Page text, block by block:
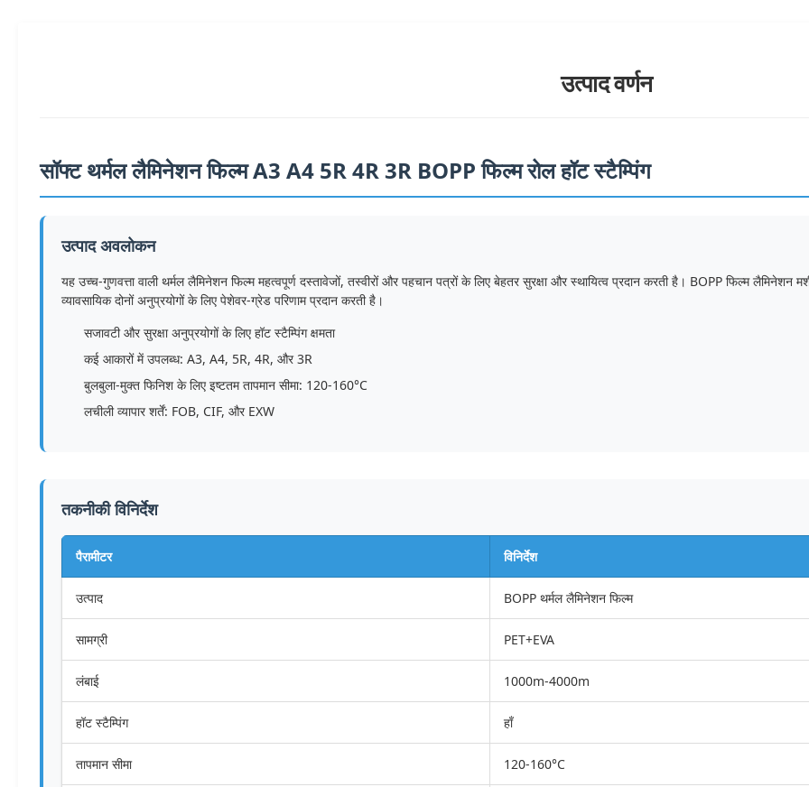
उत्पाद वर्णन
सॉफ्ट थर्मल लैमिनेशन फिल्म A3 A4 5R 4R 3R BOPP फिल्म रोल हॉट स्टैम्पिंग
उत्पाद अवलोकन
यह उच्च-गुणवत्ता वाली थर्मल लैमिनेशन फिल्म महत्वपूर्ण दस्तावेजों, तस्वीरों और पहचान पत्रों के लिए बेहतर सुरक्षा और स्थायित्व प्रदान करती है। BOPP फिल्म लैमिनेशन
व्यावसायिक दोनों अनुप्रयोगों के लिए पेशेवर-ग्रेड परिणाम प्रदान करती है।
सजावटी और सुरक्षा अनुप्रयोगों के लिए हॉट स्टैम्पिंग क्षमता
कई आकारों में उपलब्ध: A3, A4, 5R, 4R, और 3R
बुलबुला-मुक्त फिनिश के लिए इष्टतम तापमान सीमा: 120-160°C
लचीली व्यापार शर्तें: FOB, CIF, और EXW
तकनीकी विनिर्देश
पैरामीटर विनिर्देश
उत्पाद BOPP थर्मल लैमिनेशन फिल्म
सामग्री PET+EVA
लंबाई 1000m-4000m
हॉट स्टैम्पिंग हाँ
तापमान सीमा 120-160°C